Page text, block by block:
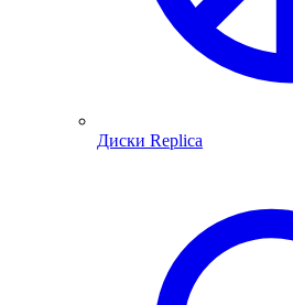
Диски Replica